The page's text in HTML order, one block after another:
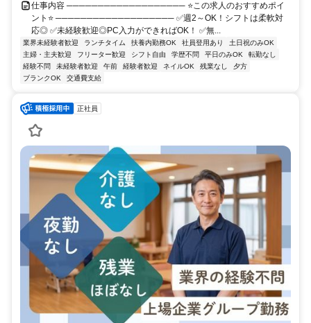
仕事内容 ─────────────────── ⭐この求人のおすすめポイ
ント⭐ ─────────────────── ✅週2～OK！シフトは柔軟対
応◎ ✅未経験歓迎◎PC入力ができればOK！ ✅無...
業界未経験者歓迎 ランチタイム 扶養内勤務OK 社員登用あり
土日祝のみOK
主婦・主夫歓迎
フリーター歓迎 シフト自由 学歴不問 平日のみOK
転勤なし
経験不問
未経験者歓迎 午前 経験者歓迎 ネイルOK 残業なし
夕方
ブランクOK
交通費支給
正社員